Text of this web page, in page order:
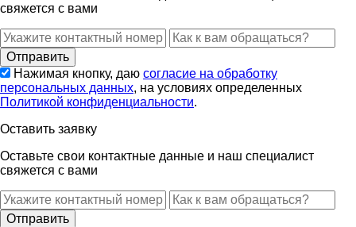
свяжется с вами
Нажимая кнопку, даю согласие на обработку
персональных данных, на условиях определенных
Политикой конфиденциальности.
Оставить заявку
Оставьте свои контактные данные и наш специалист
свяжется с вами